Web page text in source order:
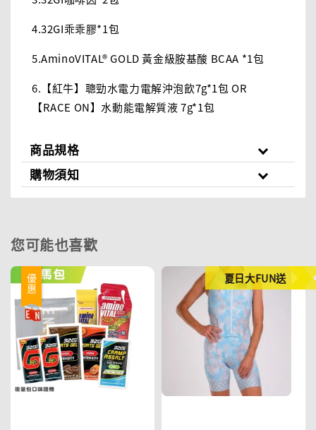
4.32GI乖乖膠*1包
5.AminoVITAL® GOLD 黃金級胺基酸 BCAA *1包
6.【紅牛】聰勁水電力電解沖泡飲7g*1包 OR
【RACE ON】水動能電解質液 7g*1包
商品規格
購物須知
您可能也喜歡
優惠 夏日大FUN送